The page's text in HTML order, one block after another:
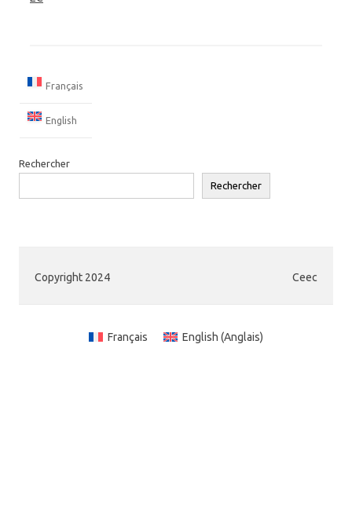
Français
English
Rechercher
Rechercher
Copyright 2024 Ceec
Français English (Anglais)